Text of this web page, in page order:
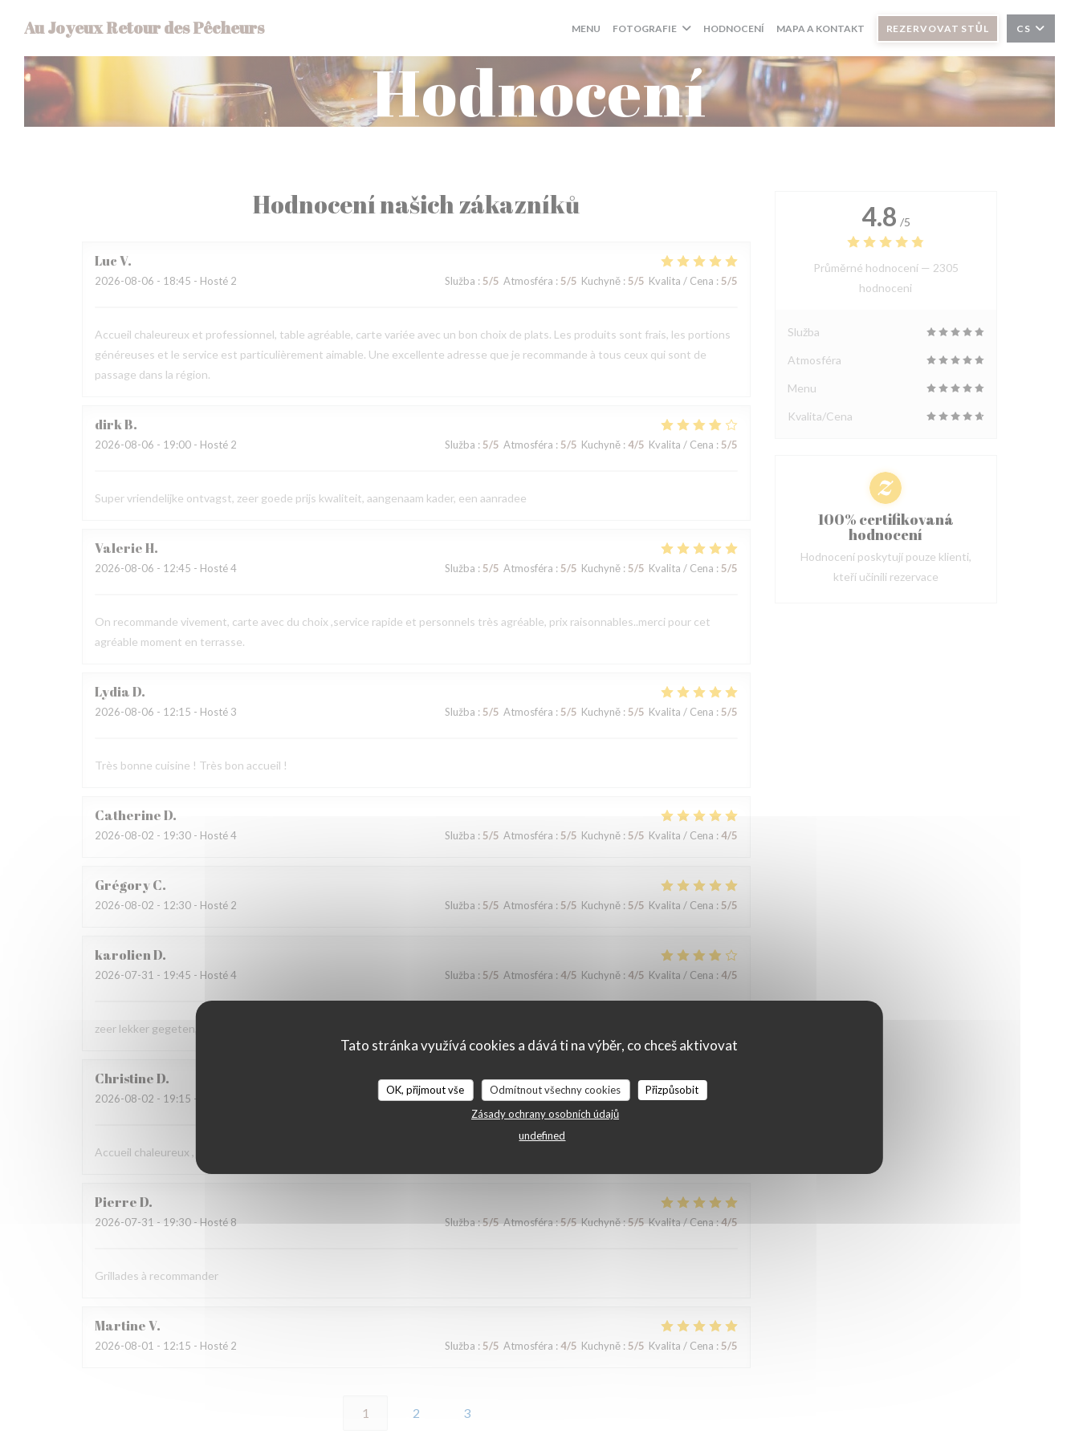
Tato stránka využívá cookies a dává ti na výběr, co chceš aktivovat
OK, přijmout vše Odmítnout všechny cookies
Přizpůsobit
Zásady ochrany osobních údajů
undefined
Au Joyeux Retour des Pêcheurs MENU FOTOGRAFIE HODNOCENÍ MAPA A KONTAKT REZERVOVAT STŮL CS
Hodnocení
Hodnocení našich zákazníků
LucV
2026-08-06 - 18:45 - Hosté 2 Služba : 5/5 Atmosféra : 5/5 Kuchyně: 5/5 Kvalita / Cena : 5/5
Accueil chaleureux et professionnel, table agréable, carte variée avec un bon choix de plats. Les produits sont frais, les portions
généreuses et le service est particulièrement aimable. Une excellente adresse que je recommande à tous ceux qui sont de
passage dans la région.
dirkB
2026-08-06 - 19:00 - Hosté 2 Služba : 5/5 Atmosféra : 5/5 Kuchyně: 4/5 Kvalita / Cena : 5/5
Super vriendelijke ontvagst, zeer goede prijs kwaliteit, aangenaam kader, een aanradee
ValerieH
2026-08-06 - 12:45 - Hosté 4 Služba : 5/5 Atmosféra : 5/5 Kuchyně: 5/5 Kvalita / Cena : 5/5
On recommande vivement, carte avec du choix ,service rapide et personnels très agréable, prix raisonnables..merci pour cet
agréable moment en terrasse.
LydiaD
2026-08-06 - 12:15 - Hosté 3 Služba : 5/5 Atmosféra : 5/5 Kuchyně: 5/5 Kvalita / Cena : 5/5
Très bonne cuisine ! Très bon accueil !
CatherineD
2026-08-02 - 19:30 - Hosté 4 Služba : 5/5 Atmosféra : 5/5 Kuchyně: 5/5 Kvalita / Cena : 4/5
GrégoryC
2026-08-02 - 12:30 - Hosté 2 Služba : 5/5 Atmosféra : 5/5 Kuchyně: 5/5 Kvalita / Cena : 5/5
karolienD
2026-07-31 - 19:45 - Hosté 4 Služba : 5/5 Atmosféra : 4/5 Kuchyně: 4/5 Kvalita / Cena : 4/5
zeer lekker gegeten, zeer vriendelijke bediening
ChristineD
2026-08-02 - 19:15 - Hosté 2 Služba 5/5 Atmosféra:5/5 Kuchyně:5 /5 Kvalita / Cena
Accueil chaleureux , professionnel
PierreD
2026-07-31 - 19:30 - Hosté 8 Služba:5/5 Atmosféra:5/5 Kuchyně:5/5 Kvalita / Cena:4/5
Grillades à recommander
MartineV
2026-08-01 - 12:15 - Hosté 2 Služba : 5/5 Atmosféra : 4/5 Kuchyně: 5/5 Kvalita / Cena : 5/5
1 2 3
4.8 /5
Průměrné hodnocení — 2305
hodnoceni
Služba
Atmosféra
Menu
Kvalita/Cena
100% certifikovaná
hodnocení
Hodnocení poskytují pouze klienti,
kteří učinili rezervace